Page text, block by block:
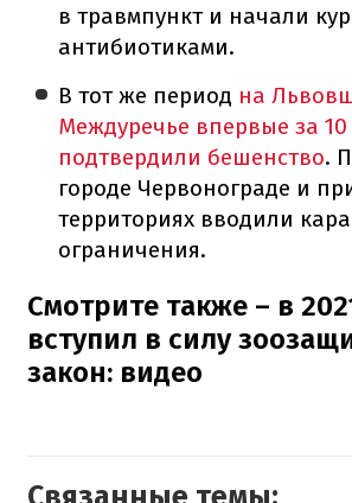
в травмпункт и начали
антибиотиками.
В тот же период на
Междуречье впервые за 10
подтвердили бешенство.
городе Червонограде и
территориях вводили
ограничения.
Смотрите также – в
вступил в силу
закон: видео